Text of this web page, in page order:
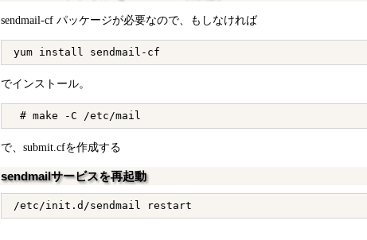
sendmail-cf パッケージが必要なので、もしなければ
でインストール。
で、submit.cfを作成する
sendmailサービスを再起動